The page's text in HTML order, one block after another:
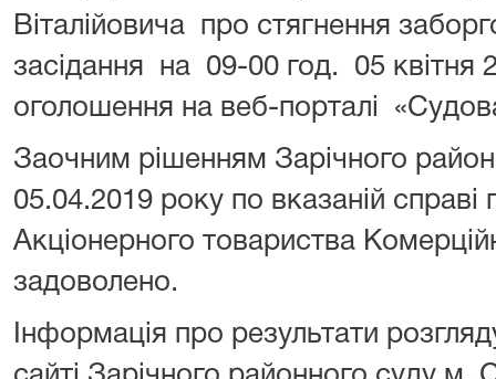
Віталійовича про стягнення
засідання на 09-00 год. 05 квітня
оголошення на веб-порталі
Заочним рішенням Зарічного
05.04.2019 року по вказаній справі
Акціонерного товариства
задоволено.
Інформація про результати